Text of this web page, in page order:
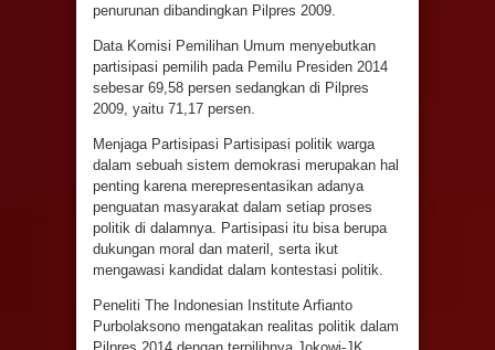
penurunan dibandingkan Pilpres 2009.
Data Komisi Pemilihan Umum menyebutkan
partisipasi pemilih pada Pemilu Presiden 2014
sebesar 69,58 persen sedangkan di Pilpres
2009, yaitu 71,17 persen.
Menjaga Partisipasi Partisipasi politik warga
dalam sebuah sistem demokrasi merupakan hal
penting karena merepresentasikan adanya
penguatan masyarakat dalam setiap proses
politik di dalamnya. Partisipasi itu bisa berupa
dukungan moral dan materil, serta ikut
mengawasi kandidat dalam kontestasi politik.
Peneliti The Indonesian Institute Arfianto
Purbolaksono mengatakan realitas politik dalam